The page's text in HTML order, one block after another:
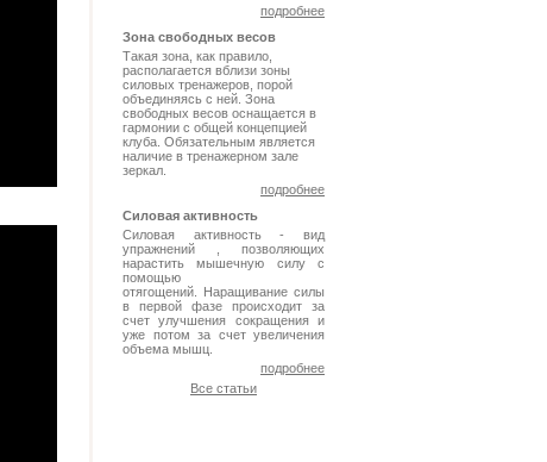
подробнее
Зона свободных весов
Такая зона, как правило,
располагается вблизи зоны
силовых тренажеров, порой
объединяясь с ней. Зона
свободных весов оснащается в
гармонии с общей концепцией
клуба. Обязательным является
наличие в тренажерном зале
зеркал.
подробнее
Силовая активность
Силовая активность - вид
упражнений , позволяющих
нарастить мышечную силу с
помощью
отягощений. Наращивание силы
в первой фазе происходит за
счет улучшения сокращения и
уже потом за счет увеличения
объема мышц.
подробнее
Все статьи